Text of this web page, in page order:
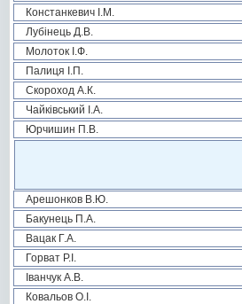
Констанкевич І.М.
Лубінець Д.В.
Молоток І.Ф.
Палиця І.П.
Скороход А.К.
Чайківський І.А.
Юрчишин П.В.
Арешонков В.Ю.
Бакунець П.А.
Вацак Г.А.
Горват Р.І.
Іванчук А.В.
Ковальов О.І.